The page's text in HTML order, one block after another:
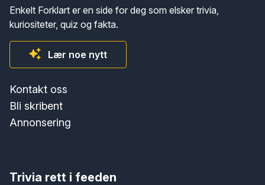
Enkelt Forklart er en side for deg som elsker trivia,
kuriositeter, quiz og fakta.
Lær noe nytt
Kontakt oss
Bli skribent
Annonsering
Trivia rett i feeden